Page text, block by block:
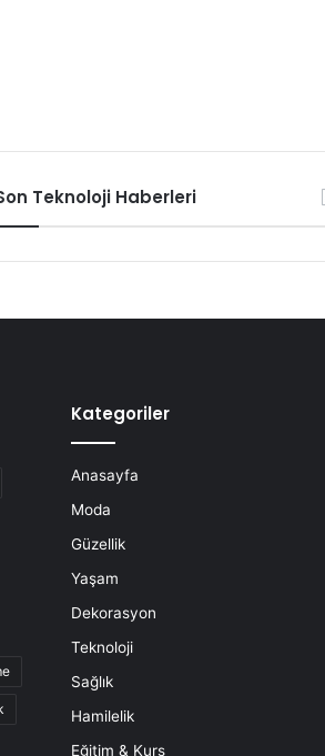
Teknoloji Haberleri
Kategoriler
Anasayfa
Moda
Güzellik
Yaşam
Dekorasyon
Teknoloji
Sağlık
Hamilelik
Eğitim & Kurs